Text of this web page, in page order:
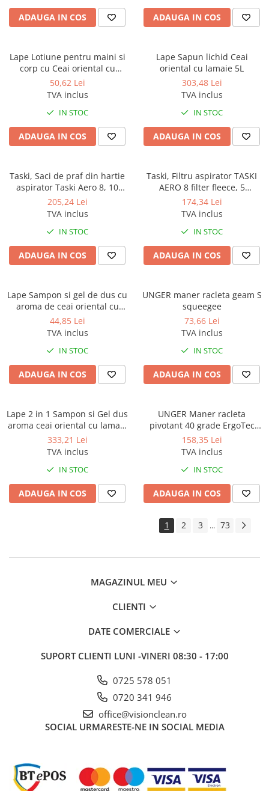
Aparate odorizante profesionale
Odorizant toalera, wc
Rezerva aparate odorizante
Site odorizante pisoar
Produse de curatenie
Articole menaj
Carucioare
Lavete profesionale
Mopuri Profesionale
Racleta, perii pardoseala
Sisteme, ustensile spalat
Produse hoteliere
Accesorii hoteliere
Carucioare camerista hotel
Tie
Gama de cosmetice hoteliere
Gama de cosmetice hoteliere Dove
Gama de cosmetice hoteliere
Holiday Care
Gama de cosmetice hoteliere I Am
Gama de cosmetice hoteliere Lux
Gama de cosmetice hoteliere
Gama de cosmetice hoteliere Sense
Cosuri de gunoi
Casa, Gradina & Bricolaj
Intretinere panouri solare
Detergenti panouri solare
Pachete Promo
Presuri industriale
ADAUGA IN COS ADAUGA IN COS
Lape Lotiune pentru maini si
corp cu Ceai oriental cu
lamaie 300ml
50,62 Lei
TVA inclus
IN STOC
ADAUGA IN COS
Lape Sapun lichid Ceai
oriental cu lamaie 5L
303,48 Lei
TVA inclus
IN STOC
ADAUGA IN COS
Taski, Saci de praf din hartie
aspirator Taski Aero 8, 10
bucati/set
205,24 Lei
TVA inclus
IN STOC
ADAUGA IN COS
Taski, Filtru aspirator TASKI
AERO 8 filter fleece, 5
bucati/set
174,34 Lei
TVA inclus
IN STOC
ADAUGA IN COS
Lape Sampon si gel de dus cu
aroma de ceai oriental cu
lamaie 300ml
44,85 Lei
TVA inclus
IN STOC
ADAUGA IN COS
UNGER maner racleta geam S
squeegee
73,66 Lei
TVA inclus
IN STOC
ADAUGA IN COS
Lape 2 in 1 Sampon si Gel dus
aroma ceai oriental cu lamaie
5L
333,21 Lei
TVA inclus
IN STOC
ADAUGA IN COS
UNGER Maner racleta
pivotant 40 grade ErgoTec
Ninja
158,35 Lei
TVA inclus
IN STOC
ADAUGA IN COS
1 2 3 ... 73
MAGAZINUL MEU
CLIENTI
DATE COMERCIALE
SUPORT CLIENTI LUNI -VINERI 08:30 - 17:00
0725 578 051
0720 341 946
office@visionclean.ro
SOCIAL URMARESTE-NE IN SOCIAL MEDIA